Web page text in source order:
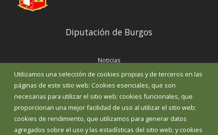
Utilizamos una selección de cookies propias y de terceros en las
páginas de este sitio web: Cookies esenciales, que son
necesarias para utilizar el sitio web; cookies funcionales, que
proporcionan una mejor facilidad de uso al utilizar el sitio web;
cookies de rendimiento, que utilizamos para generar datos
agregados sobre el uso y las estadísticas del sitio web; y cookies
Diputación de Burgos
Noticias
Eventos
Corporación Municipal
Teléfonos de interés
INICIAR SESIÓN
MAPA WEB